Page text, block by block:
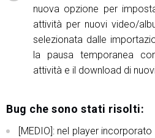
nuova opzione per
attività per nuovi video/
selezionata dalle
la pausa temporanea
attività e il download di
Bug che sono stati risolti:
[MEDIO]: nel player